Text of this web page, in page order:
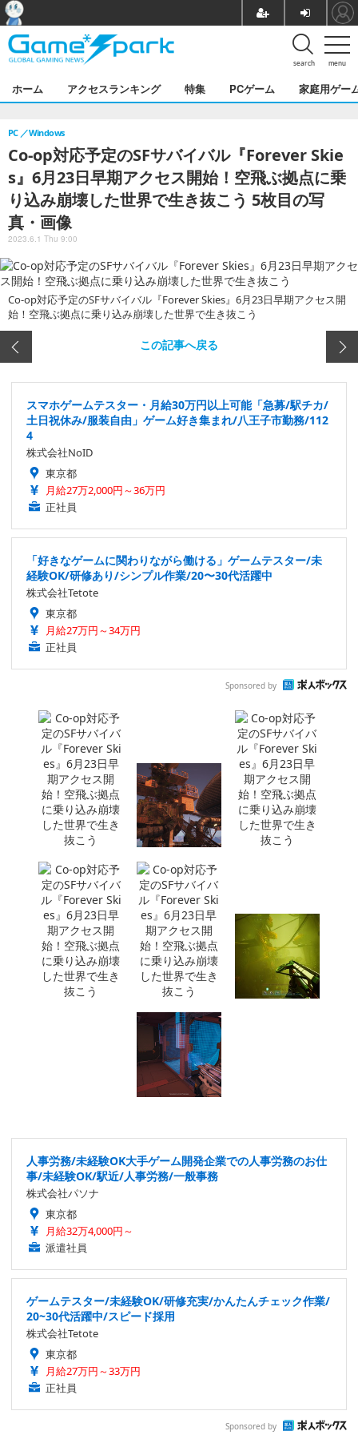
menu
search
ホーム アクセスランキング 特集 PCゲーム 家庭用ゲー
Co-op対応予定のSFサバイバル『Forever Skie
s』6月23日早期アクセス開始！空飛ぶ拠点に乗
り込み崩壊した世界で生き抜こう 5枚目の写
真・画像
PC Windows
2023.6.1 Thu 9:00
Co-op対応予定のSFサバイバル『Forever Skies』6月23日早期アクセス開
始！空飛ぶ拠点に乗り込み崩壊した世界で生き抜こう
この記事へ戻る
スマホゲームテスター・月給30万円以上可能「急募/駅チカ/
土日祝休み/服装自由」ゲーム好き集まれ/八王子市勤務/112
4
株式会社NoID
東京都
月給27万2,000円～36万円
正社員
「好きなゲームに関わりながら働ける」ゲームテスター/未
経験OK/研修あり/シンプル作業/20〜30代活躍中
株式会社Tetote
東京都
月給27万円～34万円
正社員
Sponsored by
人事労務/未経験OK大手ゲーム開発企業での人事労務のお仕
事/未経験OK/駅近/人事労務/一般事務
株式会社パソナ
東京都
月給32万4,000円～
派遣社員
ゲームテスター/未経験OK/研修充実/かんたんチェック作業/
20~30代活躍中/スピード採用
株式会社Tetote
東京都
月給27万円～33万円
正社員
Sponsored by